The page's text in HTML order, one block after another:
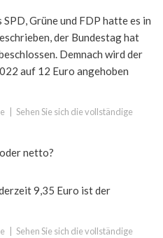
Grüne und FDP hatte es in
der Bundestag hat
Demnach wird der
auf 12 Euro angehoben
Sehen Sie sich die vollständige
netto?
9,35 Euro ist der
Sehen Sie sich die vollständige